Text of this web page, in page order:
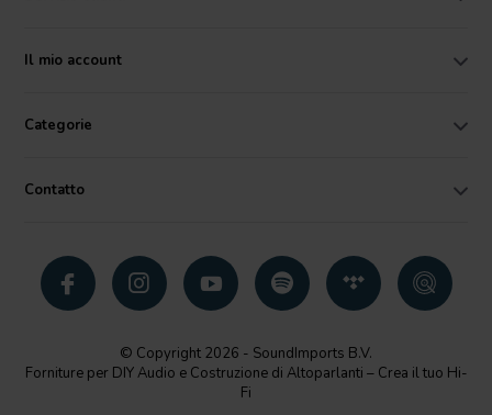
Il mio account
Categorie
Contatto
© Copyright 2026 - SoundImports B.V.
Forniture per DIY Audio e Costruzione di Altoparlanti – Crea il tuo Hi-
Fi